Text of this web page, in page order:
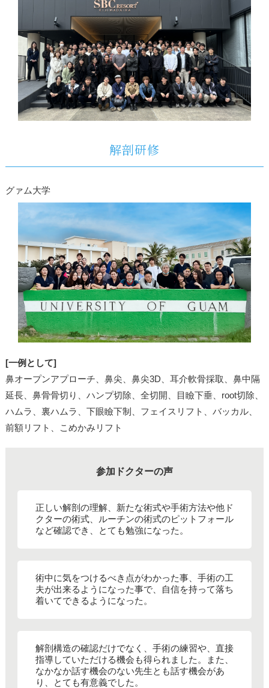
解剖研修
グァム大学
[一例として]
鼻オープンアプローチ、鼻尖、鼻尖3D、耳介軟骨採取、鼻中隔
延長、鼻骨骨切り、ハンプ切除、全切開、目瞼下垂、root切除、
ハムラ、裏ハムラ、下眼瞼下制、フェイスリフト、バッカル、
前額リフト、こめかみリフト
参加ドクターの声
正しい解剖の理解、新たな術式や手術方法や他ド
クターの術式、ルーチンの術式のピットフォール
など確認でき、とても勉強になった。
術中に気をつけるべき点がわかった事、手術の工
夫が出来るようになった事で、自信を持って落ち
着いてできるようになった。
解剖構造の確認だけでなく、手術の練習や、直接
指導していただける機会も得られました。また、
なかなか話す機会のない先生とも話す機会があ
り、とても有意義でした。